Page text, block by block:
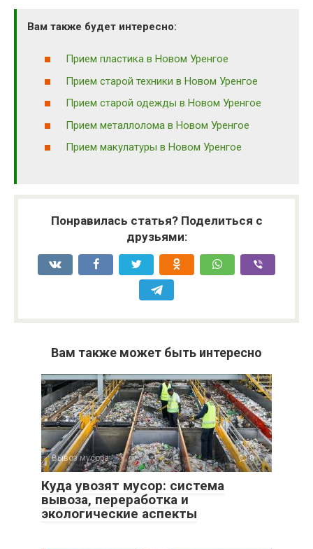
Вам также будет интересно:
Прием пластика в Новом Уренгое
Прием старой техники в Новом Уренгое
Прием старой одежды в Новом Уренгое
Прием металлолома в Новом Уренгое
Прием макулатуры в Новом Уренгое
Понравилась статья? Поделиться с
друзьями:
Вам также может быть интересно
Вывоз мусора 0
Куда увозят мусор: система
вывоза, переработка и
экологические аспекты